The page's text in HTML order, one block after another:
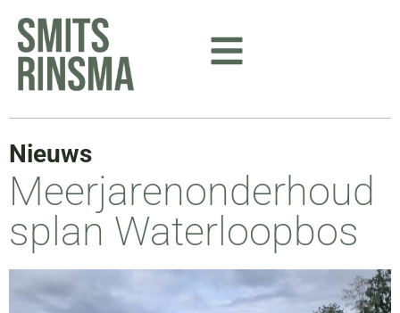
naar
inhoud
Nieuws
Meerjarenonderhoud
splan Waterloopbos